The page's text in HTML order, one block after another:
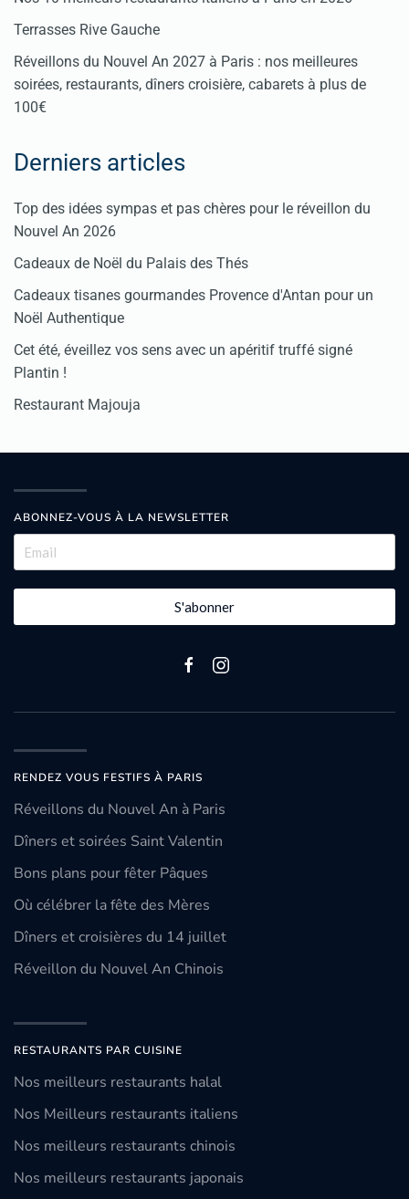
Terrasses Rive Gauche
Réveillons du Nouvel An 2027 à Paris : nos meilleures
soirées, restaurants, dîners croisière, cabarets à plus de
100€
Derniers articles
Top des idées sympas et pas chères pour le réveillon du
Nouvel An 2026
Cadeaux de Noël du Palais des Thés
Cadeaux tisanes gourmandes Provence d'Antan pour un
Noël Authentique
Cet été, éveillez vos sens avec un apéritif truffé signé
Plantin !
Restaurant Majouja
ABONNEZ-VOUS À LA NEWSLETTER
S'abonner
RENDEZ VOUS FESTIFS À PARIS
Réveillons du Nouvel An à Paris
Dîners et soirées Saint Valentin
Bons plans pour fêter Pâques
Où célébrer la fête des Mères
Dîners et croisières du 14 juillet
Réveillon du Nouvel An Chinois
RESTAURANTS PAR CUISINE
Nos meilleurs restaurants halal
Nos Meilleurs restaurants italiens
Nos meilleurs restaurants chinois
Nos meilleurs restaurants japonais